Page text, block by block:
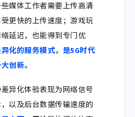
媒体工作者需要上传高清
更快的上传速度；游戏玩
延迟，也能得到专门优
化的服务模式，是5G时代
创新。
异化体验表现为网络信号
以及后台数据传输速度的